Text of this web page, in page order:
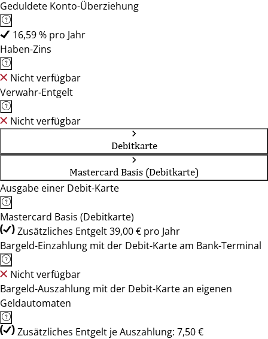
Geduldete Konto-Überziehung
16,59 % pro Jahr
Haben-Zins
Nicht verfügbar
Verwahr-Entgelt
Nicht verfügbar
Debitkarte
Mastercard Basis (Debitkarte)
Ausgabe einer Debit-Karte
Mastercard Basis (Debitkarte)
Zusätzliches Entgelt 39,00 € pro Jahr
Bargeld-Einzahlung mit der Debit-Karte am Bank-Terminal
Nicht verfügbar
Bargeld-Auszahlung mit der Debit-Karte an eigenen
Geldautomaten
Zusätzliches Entgelt je Auszahlung: 7,50 €